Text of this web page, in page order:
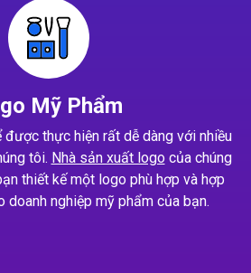
Mỹ Phẩm
thực hiện rất dễ dàng với nhiều
tôi. Nhà sản xuất logocủa chúng
thiết kế một logo phù hợp và hợp
doanh nghiệp mỹ phẩm của bạn.